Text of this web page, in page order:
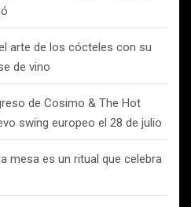
arte de los cócteles con su
de vino
de Cosimo & The Hot
swing europeo el 28 de julio
mesa es un ritual que celebra